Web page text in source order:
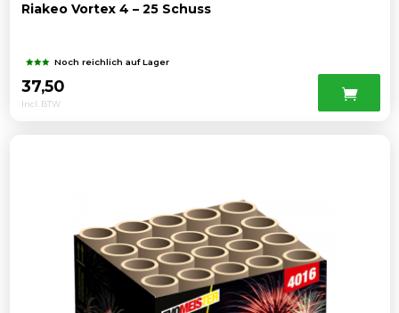
Riakeo Vortex 4 – 25 Schuss
Noch reichlich auf Lager
37,50
Incl. BTW